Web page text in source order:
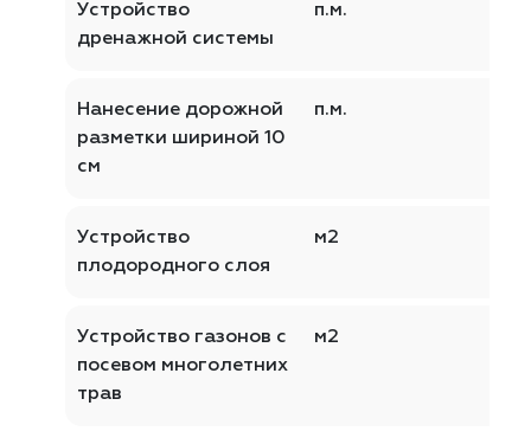
Устройство
дренажной системы
п.м.
Нанесение дорожной
разметки шириной 10
см
п.м.
Устройство
плодородного слоя
м2
Устройство газонов с
посевом многолетних
трав
м2